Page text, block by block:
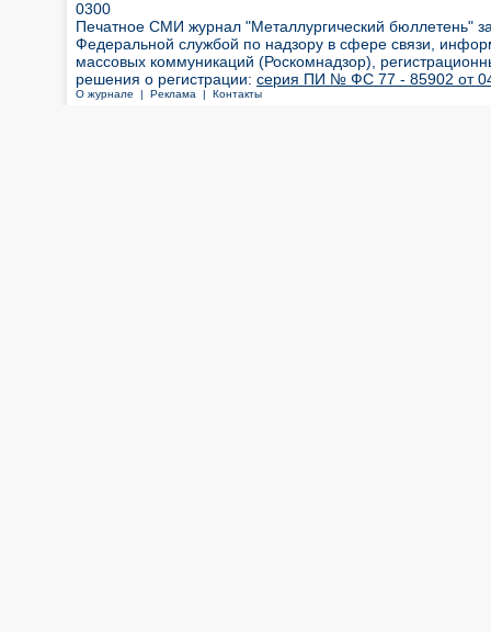
0300
Печатное СМИ журнал "Металлургический бюллетень"
Федеральной службой по надзору в сфере связи,
массовых коммуникаций (Роскомнадзор),
решения о регистрации: серия ПИ № ФС 77 - 85902 от 04
О журнале | Реклама | Контакты